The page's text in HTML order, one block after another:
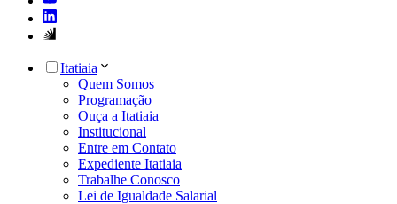
Itatiaia
Quem Somos
Programação
Ouça a Itatiaia
Institucional
Entre em Contato
Expediente Itatiaia
Trabalhe Conosco
Lei de Igualdade Salarial